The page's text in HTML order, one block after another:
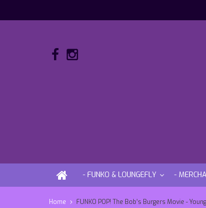
- FUNKO & LOUNGEFLY -
Home FUNKO POP! The Bob’s Burgers Movie -